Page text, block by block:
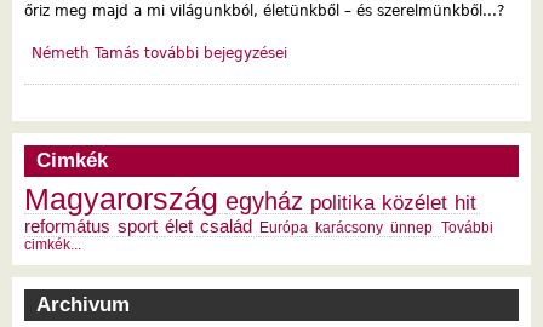
őriz meg majd a mi világunkból, életünkből – és szerelmünkből...?
Németh Tamás további bejegyzései
Cimkék
Magyarország egyház politika közélet hit
református sport élet család Európa karácsony ünnep További
cimkék...
Archivum